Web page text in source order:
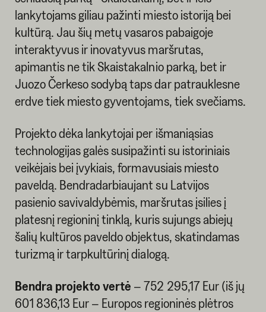
lankytojams giliau pažinti miesto istoriją bei
kultūrą. Jau šių metų vasaros pabaigoje
interaktyvus ir inovatyvus maršrutas,
apimantis ne tik Skaistakalnio parką, bet ir
Juozo Čerkeso sodybą taps dar patrauklesne
erdve tiek miesto gyventojams, tiek svečiams.
Projekto dėka lankytojai per išmaniąsias
technologijas galės susipažinti su istoriniais
veikėjais bei įvykiais, formavusiais miesto
paveldą. Bendradarbiaujant su Latvijos
pasienio savivaldybėmis, maršrutas įsilies į
platesnį regioninį tinklą, kuris sujungs abiejų
šalių kultūros paveldo objektus, skatindamas
turizmą ir tarpkultūrinį dialogą.
Bendra projekto vertė – 752 295,17 Eur (iš jų
601 836,13 Eur – Europos regioninės plėtros